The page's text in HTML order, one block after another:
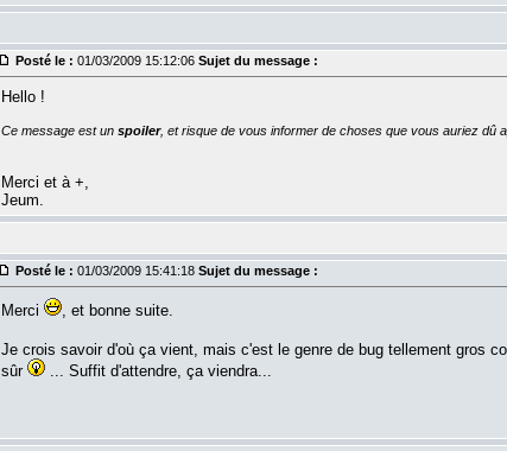
Posté le : 01/03/2009 15:12:06 Sujet du message :
Hello !
Ce message est un spoiler, et risque de vous informer de choses que vous auriez dû
Merci et à +,
Jeum.
Posté le : 01/03/2009 15:41:18 Sujet du message :
Merci , et bonne suite.
Je crois savoir d'où ça vient, mais c'est le genre de bug tellement gros
sûr
... Suffit d'attendre, ça viendra...